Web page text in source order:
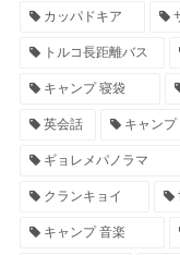
カッパドキア
トルコ長距離バス
キャンプ 寝袋
英会話 キャン
ギョレメパノラマ
クランキョイ
キャンプ 音楽